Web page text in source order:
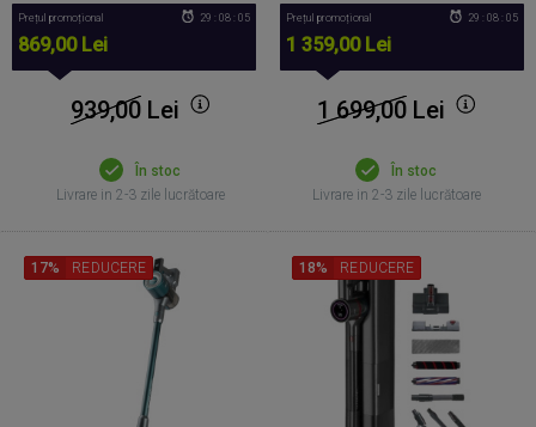
Prețul promoțional
869,00 Lei
29 : 08 : 05
939,00Lei
În stoc
Livrare in 2-3 zile lucrătoare
Prețul promoțional
1 359,00 Lei
29 : 08 : 05
1 699,00Lei
În stoc
Livrare in 2-3 zile lucrătoare
17% REDUCERE 18% REDUCERE